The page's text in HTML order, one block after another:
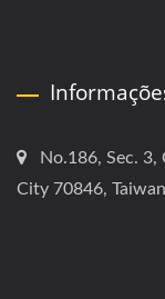
No.186, Sec. 3,
City 70846, Taiwan